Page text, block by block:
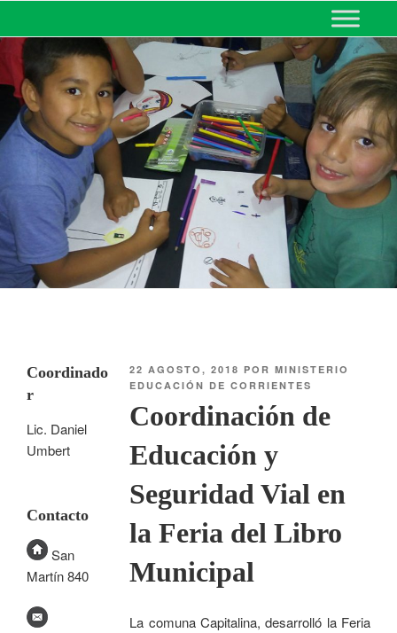
MINISTERIO DE EDUCACIÓN
DE CORRIENTES
22 AGOSTO, 2018 PORMINISTERIO
EDUCACIÓN DE CORRIENTES
Coordinación de
Educación y
Seguridad Vial en
la Feria del Libro
Municipal
La comuna Capitalina, desarrolló la Feria
Coordinado
r
Lic. Daniel
Umbert
Contacto
San
Martín 840